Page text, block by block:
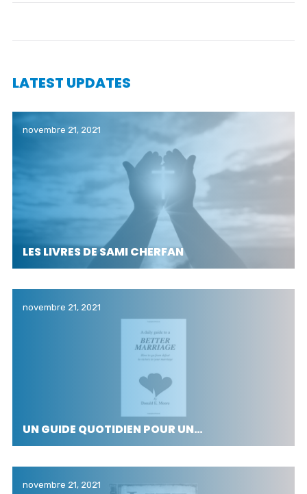
LATEST UPDATES
novembre 21, 2021
LES LIVRES DE SAMI CHERFAN
novembre 21, 2021
UN GUIDE QUOTIDIEN POUR UN…
novembre 21, 2021